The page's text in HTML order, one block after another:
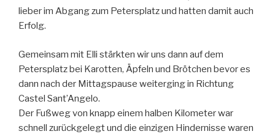
lieber im Abgang zum Petersplatz und hatten damit auch
Erfolg.
Gemeinsam mit Elli stärkten wir uns dann auf dem
Petersplatz bei Karotten, Äpfeln und Brötchen bevor es
dann nach der Mittagspause weiterging in Richtung
Castel Sant’Angelo.
Der Fußweg von knapp einem halben Kilometer war
schnell zurückgelegt und die einzigen Hindernisse waren